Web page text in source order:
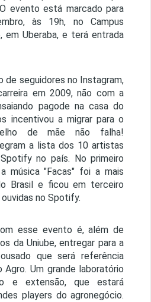
evento está marcado para
às 19h, no Campus
em Uberaba, e terá entrada
de seguidores no Instagram,
em 2009, não com a
pagode na casa do
incentivou a migrar para o
de mãe não falha!
a lista dos 10 artistas
no país. No primeiro
música "Facas" foi a mais
Brasil e ficou em terceiro
no Spotify.
esse evento é, além de
da Uniube, entregar para a
que será referência
Agro. Um grande laboratório
e extensão, que estará
players do agronegócio.